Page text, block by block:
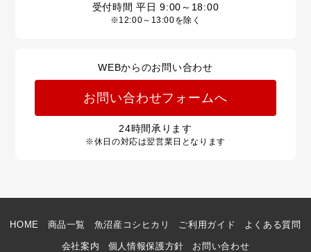
受付時間 平日9:00～18:00
※12:00～13:00を除く
WEBからのお問い合わせ
お問い合わせフォームへ
24時間承ります
※休日の対応は翌営業日となります
HOME 商品一覧 魚沼産コシヒカリ ご利用ガイド よくある質問
会社案内 個人情報保護方針 お問い合わせ